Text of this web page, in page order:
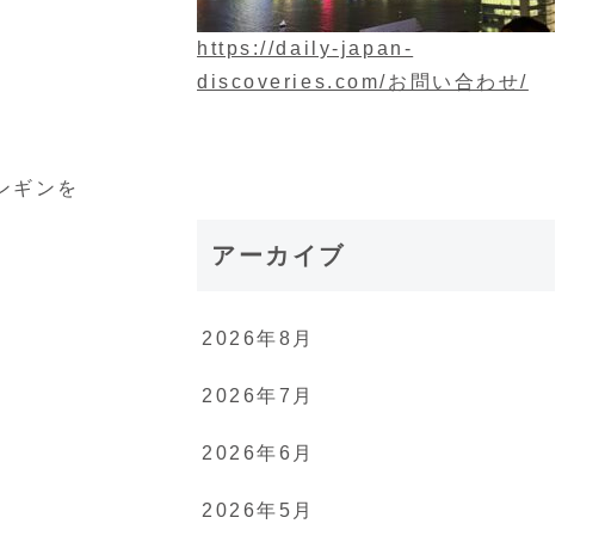
ギンを
https://daily-japan-
discoveries.com/お問い合わせ/
アーカイブ
2026年8月
2026年7月
2026年6月
2026年5月